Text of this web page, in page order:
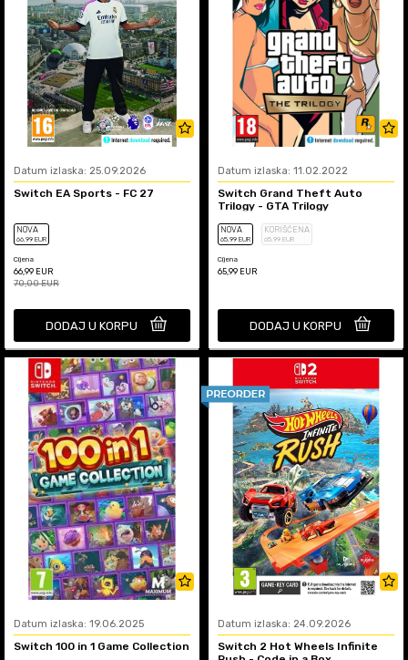
Datum izlaska: 25.09.2026
Switch EA Sports - FC 27
NOVA
66,99 EUR
Cijena
66,99 EUR
70,00EUR
DODAJ U KORPU
Datum izlaska: 11.02.2022
Switch Grand Theft Auto
Trilogy - GTA Trilogy
NOVA
65,99 EUR
KORIŠĆENA
65,99 EUR
Cijena
65,99 EUR
DODAJ U KORPU
Datum izlaska: 19.06.2025
Switch 100 in 1 Game Collection
Datum izlaska: 24.09.2026
Switch 2 Hot Wheels Infinite